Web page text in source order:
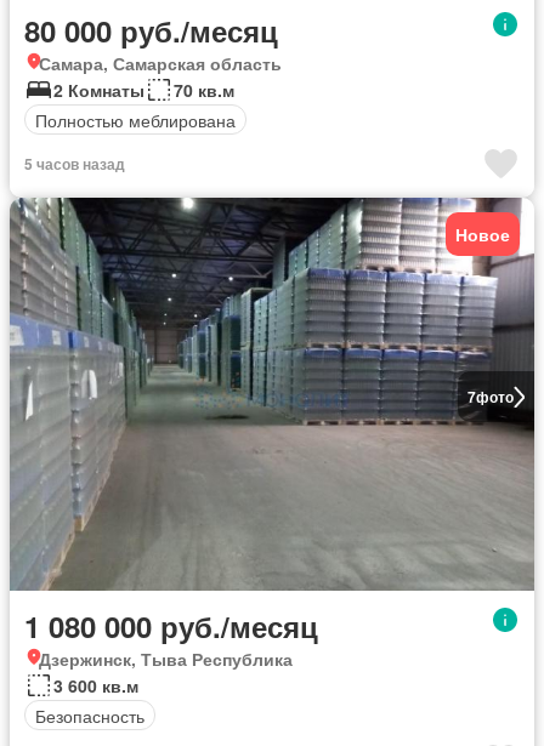
80 000 руб./месяц
Самара, Самарская область
2 Комнаты
70 кв.м
Полностью меблирована
5 часов назад
7фото
Новое
1 080 000 руб./месяц
Дзержинск, Тыва Республика
3 600 кв.м
Безопасность